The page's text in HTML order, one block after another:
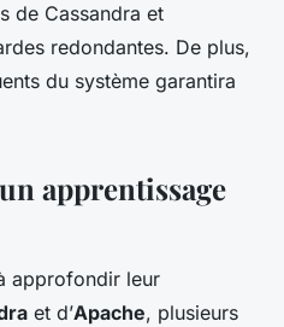
de Cassandra et
redondantes. De plus,
du système garantira
apprentissage
approfondir leur
et d’Apache, plusieurs